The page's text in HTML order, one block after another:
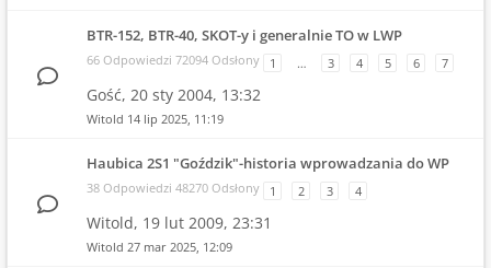
BTR-152, BTR-40, SKOT-y i generalnie TO w LWP
66 Odpowiedzi 72094 Odsłony 1 … 3 4 5 6 7
Gość, 20 sty 2004, 13:32
Witold 14 lip 2025, 11:19
Haubica 2S1 "Goździk"-historia wprowadzania do WP
38 Odpowiedzi 48270 Odsłony 1 2 3 4
Witold, 19 lut 2009, 23:31
Witold 27 mar 2025, 12:09